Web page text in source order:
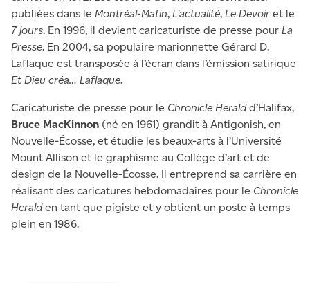
publiées dans le Montréal-Matin, L’actualité, Le Devoir et le
7 jours. En 1996, il devient caricaturiste de presse pour La
Presse. En 2004, sa populaire marionnette Gérard D.
Laflaque est transposée à l’écran dans l’émission satirique
Et Dieu créa… Laflaque.
Caricaturiste de presse pour le Chronicle Heraldd’Halifax,
Bruce MacKinnon (né en 1961) grandit à Antigonish, en
Nouvelle-Écosse, et étudie les beaux-arts à l’Université
Mount Allison et le graphisme au Collège d’art et de
design de la Nouvelle-Écosse. Il entreprend sa carrière en
réalisant des caricatures hebdomadaires pour le Chronicle
Heralden tant que pigiste et y obtient un poste à temps
plein en 1986.